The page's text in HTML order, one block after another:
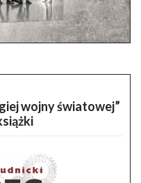
wojny światowej”